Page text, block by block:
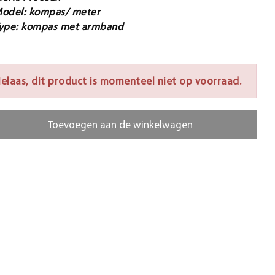
kompas/ meter
kompas met armband
dit product is momenteel niet op voorraad.
Toevoegen aan de winkelwagen